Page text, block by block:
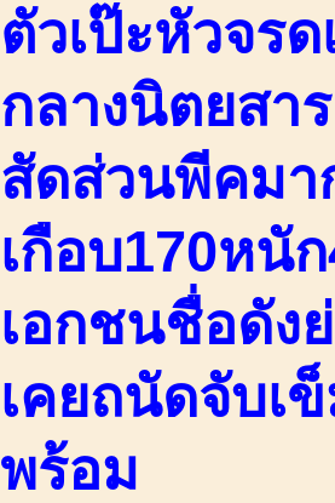
ตัวเป๊ะหัวจร
กลางนิตยสา
สัดส่วนพีคมา
เกือบ170หนั
เอกชนชื่อดัง
เคยถนัดจับเ
พร้อม